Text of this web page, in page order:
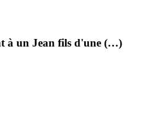
à un Jean fils d'une (…)